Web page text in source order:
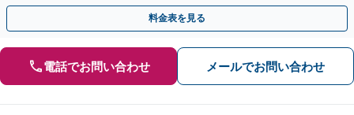
ートをお手伝いさせてください。【初回面談無料】
料金表を見る
電話でお問い合わせ メールでお問い合わせ